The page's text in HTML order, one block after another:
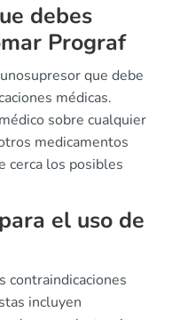
debes
Prograf
que debe
médicas.
sobre cualquier
medicamentos
cerca los posibles
el uso de
contraindicaciones
incluyen